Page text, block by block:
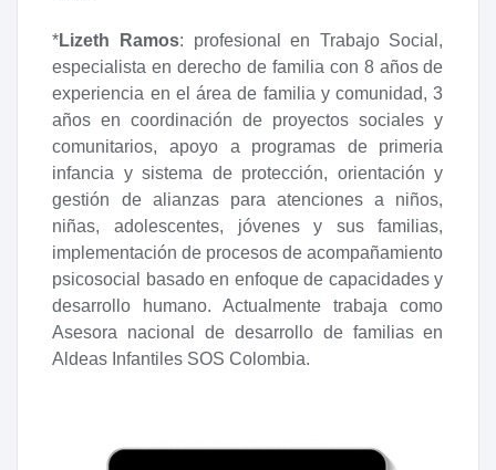
*Lizeth Ramos: profesional en Trabajo Social,
especialista en derecho de familia con 8 años de
experiencia en el área de familia y comunidad, 3
años en coordinación de proyectos sociales y
comunitarios, apoyo a programas de primeria
infancia y sistema de protección, orientación y
gestión de alianzas para atenciones a niños,
niñas, adolescentes, jóvenes y sus familias,
implementación de procesos de acompañamiento
psicosocial basado en enfoque de capacidades y
desarrollo humano. Actualmente trabaja como
Asesora nacional de desarrollo de familias en
Aldeas Infantiles SOS Colombia.